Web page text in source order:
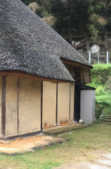
HOME
ABOUT
EXTRA
す